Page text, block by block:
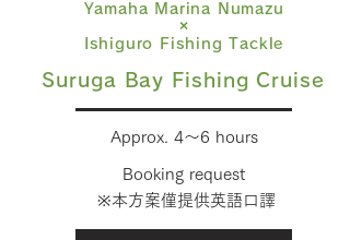
Yamaha Marina Numazu
×
Ishiguro Fishing Tackle
Suruga Bay Fishing Cruise
Approx. 4〜6 hours
Booking request
※本方案僅提供英語口譯